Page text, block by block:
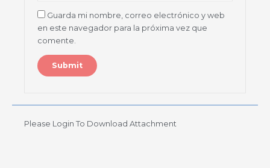
Guarda mi nombre, correo electrónico y web
en este navegador para la próxima vez que
comente.
Please Login To Download Attachment